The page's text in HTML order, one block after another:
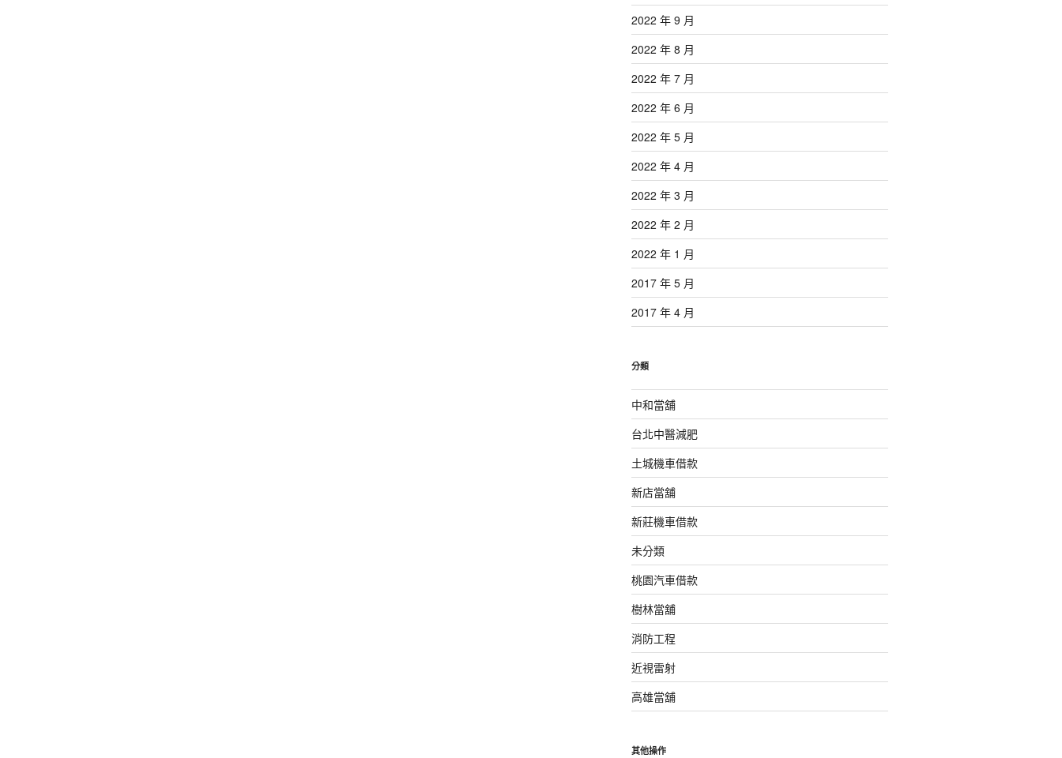
2022 年 9 月
2022 年 8 月
2022 年 7 月
2022 年 6 月
2022 年 5 月
2022 年 4 月
2022 年 3 月
2022 年 2 月
2022 年 1 月
2017 年 5 月
2017 年 4 月
分類
中和當舖
台北中醫減肥
土城機車借款
新店當舖
新莊機車借款
未分類
桃園汽車借款
樹林當舖
消防工程
近視雷射
高雄當舖
其他操作